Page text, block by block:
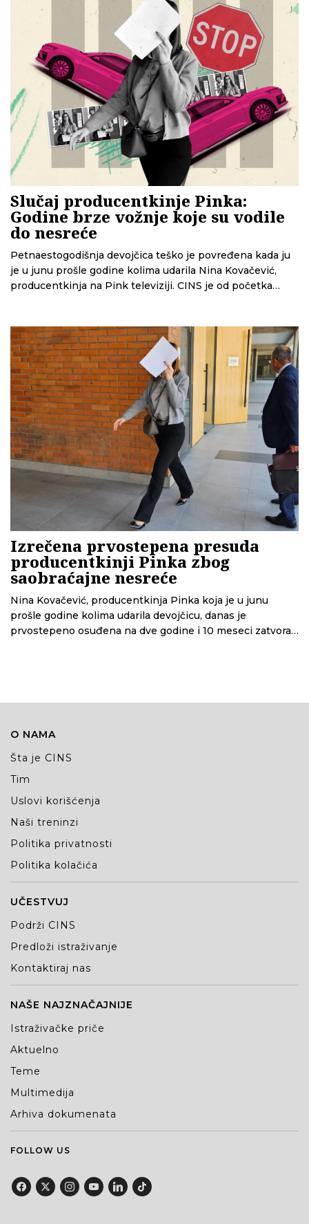
Slučaj producentkinje Pinka:
Godine brze vožnje koje su vodile
do nesreće
Petnaestogodišnja devojčica teško je povređena kada ju
je u junu prošle godine kolima udarila Nina Kovačević,
producentkinja na Pink televiziji. CINS je od početka
novoj priči čitajte šta se sve izdešavalo od trenutka
nesreće do donošenja prvostepene presude.
Izrečena prvostepena presuda
producentkinji Pinka zbog
saobraćajne nesreće
Nina Kovačević, producentkinja Pinka koja je u junu
prošle godine kolima udarila devojčicu, danas je
prvostepeno osuđena na dve godine i 10 meseci zatvora,
O NAMA
Šta je CINS
Tim
Uslovi korišćenja
Naši treninzi
Politika privatnosti
Politika kolačića
UČESTVUJ
Podrži CINS
Predloži istraživanje
Kontaktiraj nas
NAŠE NAJZNAČAJNIJE
Istraživačke priče
Aktuelno
Teme
Multimedija
Arhiva dokumenata
FOLLOW US